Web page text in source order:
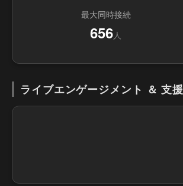
最大同時接続
656人
ライブエンゲージメント ＆ 支援